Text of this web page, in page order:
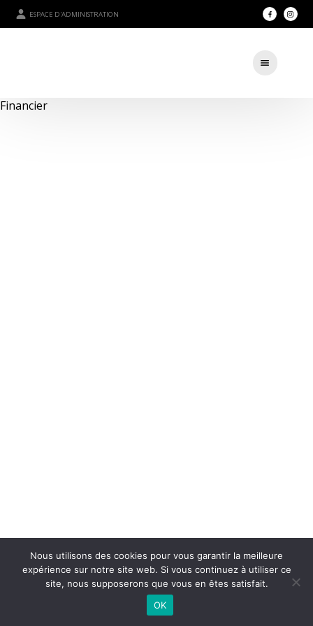
ESPACE D'ADMINISTRATION
Financier
©2026 - AL Caluire Basket | Site internet réalisé par
CONTACTEZ-NOUS | MENTIONS LÉGALES
Nous utilisons des cookies pour vous garantir la meilleure
expérience sur notre site web. Si vous continuez à utiliser ce
site, nous supposerons que vous en êtes satisfait.
OK